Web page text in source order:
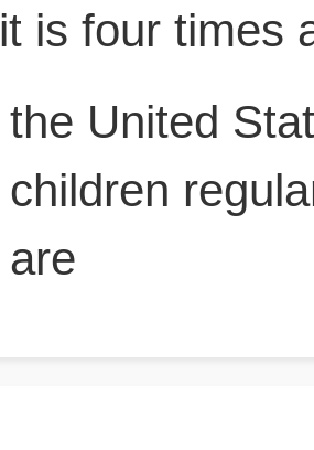
it is four times
the United
children
are